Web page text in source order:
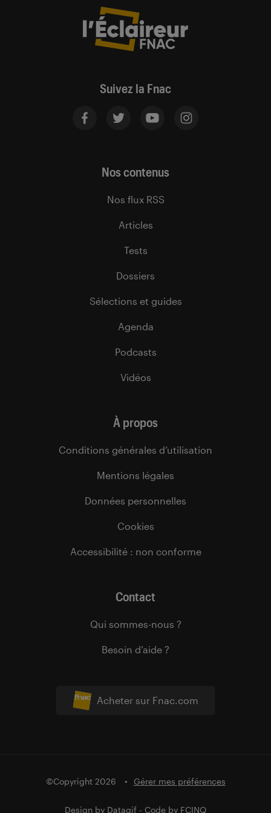
Suivez la Fnac
Acheter sur Fnac.com
Nos contenus
Nos flux RSS
Articles
Tests
Dossiers
Sélections et guides
Agenda
Podcasts
Vidéos
À propos
Conditions générales d’utilisation
Mentions légales
Données personnelles
Cookies
Accessibilité : non conforme
Contact
Qui sommes-nous ?
Besoin d’aide ?
©Copyright 2026 Gérer mes préférences
Design by Datagif - Code by FCINQ